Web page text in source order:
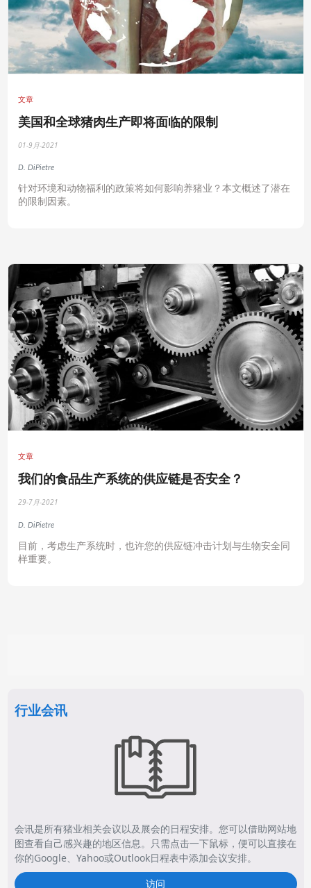
文章
美国和全球猪肉生产即将面临的限制
01-9月-2021
D. DiPietre
针对环境和动物福利的政策将如何影响养猪业？本文概述了潜在
的限制因素。
文章
我们的食品生产系统的供应链是否安全？
29-7月-2021
D. DiPietre
目前，考虑生产系统时，也许您的供应链冲击计划与生物安全同
样重要。
行业会讯
会讯是所有猪业相关会议以及展会的日程安排。您可以借助网站地
图查看自己感兴趣的地区信息。只需点击一下鼠标，便可以直接在
你的Google、Yahoo或Outlook日程表中添加会议安排。
访问